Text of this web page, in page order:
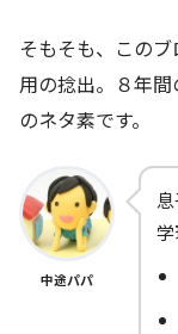
そもそも、この
用の捻出。８年
のネタ素です。
中途パパ